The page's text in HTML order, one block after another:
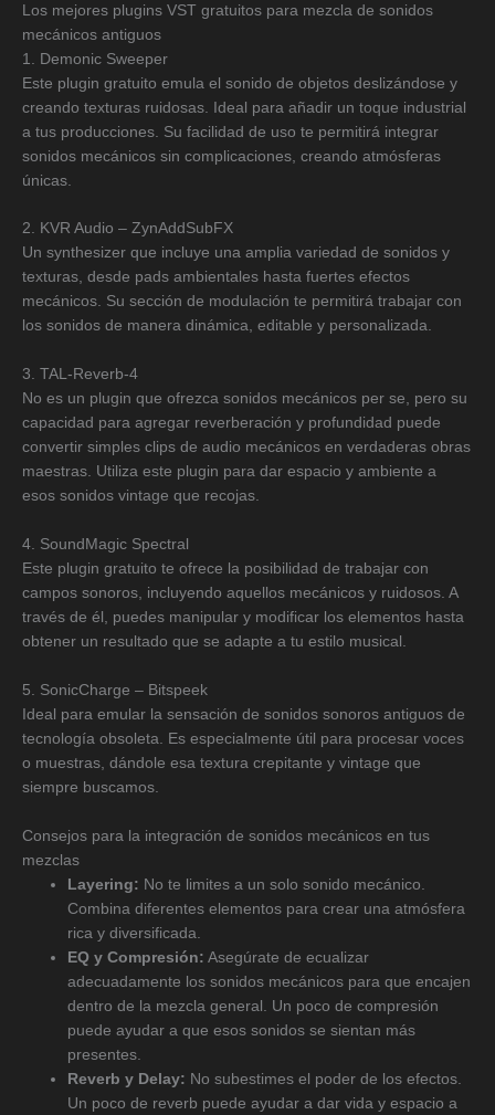
Los mejores plugins VST gratuitos para mezcla de sonidos
mecánicos antiguos
1. Demonic Sweeper
Este plugin gratuito emula el sonido de objetos deslizándose y
creando texturas ruidosas. Ideal para añadir un toque industrial
a tus producciones. Su facilidad de uso te permitirá integrar
sonidos mecánicos sin complicaciones, creando atmósferas
únicas.
2. KVR Audio – ZynAddSubFX
Un synthesizer que incluye una amplia variedad de sonidos y
texturas, desde pads ambientales hasta fuertes efectos
mecánicos. Su sección de modulación te permitirá trabajar con
los sonidos de manera dinámica, editable y personalizada.
3. TAL-Reverb-4
No es un plugin que ofrezca sonidos mecánicos per se, pero su
capacidad para agregar reverberación y profundidad puede
convertir simples clips de audio mecánicos en verdaderas obras
maestras. Utiliza este plugin para dar espacio y ambiente a
esos sonidos vintage que recojas.
4. SoundMagic Spectral
Este plugin gratuito te ofrece la posibilidad de trabajar con
campos sonoros, incluyendo aquellos mecánicos y ruidosos. A
través de él, puedes manipular y modificar los elementos hasta
obtener un resultado que se adapte a tu estilo musical.
5. SonicCharge – Bitspeek
Ideal para emular la sensación de sonidos sonoros antiguos de
tecnología obsoleta. Es especialmente útil para procesar voces
o muestras, dándole esa textura crepitante y vintage que
siempre buscamos.
Consejos para la integración de sonidos mecánicos en tus
mezclas
Layering: No te limites a un solo sonido mecánico.
Combina diferentes elementos para crear una atmósfera
rica y diversificada.
EQ y Compresión: Asegúrate de ecualizar
adecuadamente los sonidos mecánicos para que encajen
dentro de la mezcla general. Un poco de compresión
puede ayudar a que esos sonidos se sientan más
presentes.
Reverb y Delay: No subestimes el poder de los efectos.
Un poco de reverb puede ayudar a dar vida y espacio a